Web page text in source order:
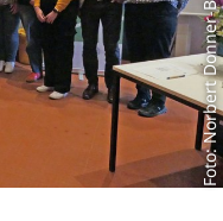
Foto: Norbert Donner-Banzhoff